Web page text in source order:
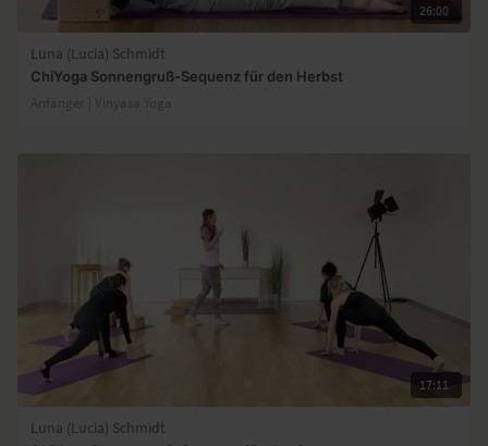
26:00
Luna (Lucia) Schmidt
ChiYoga Sonnengruß-Sequenz für den Herbst
Anfänger | Vinyasa Yoga
17:11
Luna (Lucia) Schmidt